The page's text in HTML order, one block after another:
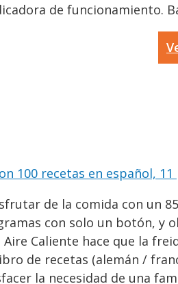
de funcionamiento.
100 recetas en español,
de la comida con un
con solo un botón, y
Caliente hace que la
de recetas (alemán /
la necesidad de una